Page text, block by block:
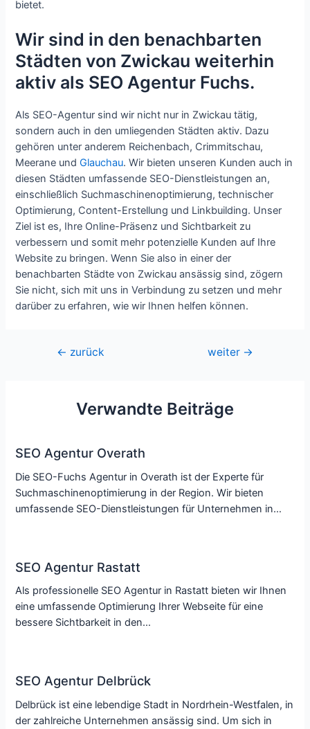
bietet.
Wir sind in den benachbarten
Städten von Zwickau weiterhin
aktiv als SEO Agentur Fuchs.
Als SEO-Agentur sind wir nicht nur in Zwickau tätig,
sondern auch in den umliegenden Städten aktiv. Dazu
gehören unter anderem Reichenbach, Crimmitschau,
Meerane undGlauchau. Wir bieten unseren Kunden auch in
diesen Städten umfassende SEO-Dienstleistungen an,
einschließlich Suchmaschinenoptimierung, technischer
Optimierung, Content-Erstellung und Linkbuilding. Unser
Ziel ist es, Ihre Online-Präsenz und Sichtbarkeit zu
verbessern und somit mehr potenzielle Kunden auf Ihre
Website zu bringen. Wenn Sie also in einer der
benachbarten Städte von Zwickau ansässig sind, zögern
Sie nicht, sich mit uns in Verbindung zu setzen und mehr
darüber zu erfahren, wie wir Ihnen helfen können.
Beitragsnavigation
← zurück weiter →
Verwandte Beiträge
SEO Agentur Overath
Die SEO-Fuchs Agentur in Overath ist der Experte für
Suchmaschinenoptimierung in der Region. Wir bieten
umfassende SEO-Dienstleistungen für Unternehmen in…
SEO Agentur Rastatt
Als professionelle SEO Agentur in Rastatt bieten wir Ihnen
eine umfassende Optimierung Ihrer Webseite für eine
bessere Sichtbarkeit in den…
SEO Agentur Delbrück
Delbrück ist eine lebendige Stadt in Nordrhein-Westfalen, in
der zahlreiche Unternehmen ansässig sind. Um sich in